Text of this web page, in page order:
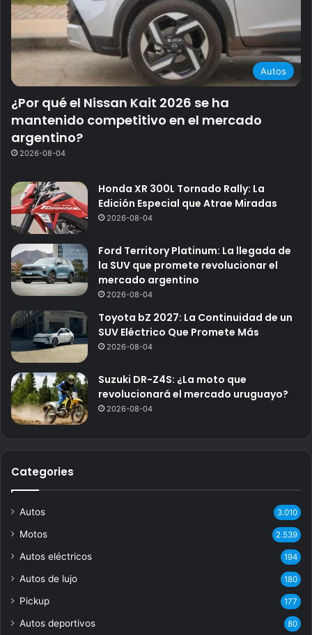
Autos
¿Por qué el Nissan Kait 2026 se ha
mantenido competitivo en el mercado
argentino?
2026-08-04
Honda XR 300L Tornado Rally: La
Edición Especial que Atrae Miradas
2026-08-04
Ford Territory Platinum: La llegada de
la SUV que promete revolucionar el
mercado argentino
2026-08-04
Toyota bZ 2027: La Continuidad de un
SUV Eléctrico Que Promete Más
2026-08-04
Suzuki DR-Z4S: ¿La moto que
revolucionará el mercado uruguayo?
2026-08-04
Categories
Autos 3.010
Motos 2.539
Autos eléctricos 194
Autos de lujo 180
Pickup 177
Autos deportivos 80